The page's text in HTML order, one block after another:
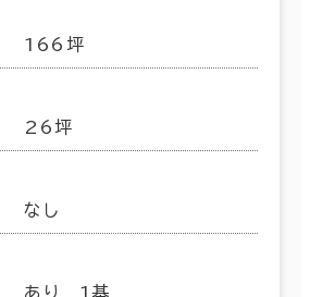
166坪
26坪
なし
あり 1基